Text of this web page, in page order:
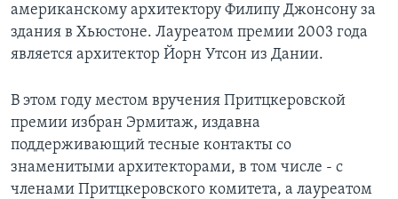
американскому архитектору Филипу Джонсону за
здания в Хьюстоне. Лауреатом премии 2003 года
является архитектор Йорн Утсон из Дании.
В этом году местом вручения Притцкеровской
премии избран Эрмитаж, издавна
поддерживающий тесные контакты со
знаменитыми архитекторами, в том числе - с
членами Притцкеровского комитета, а лауреатом